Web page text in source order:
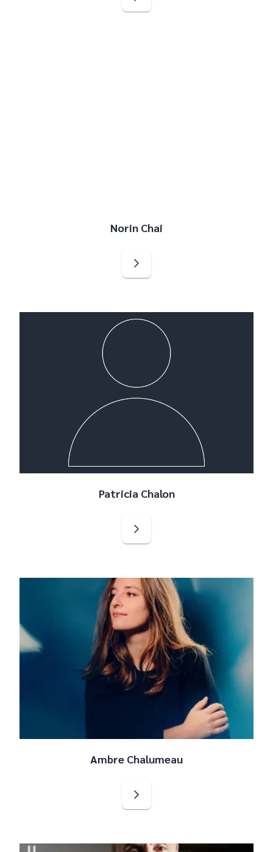
Norin Chai
Patricia Chalon
Ambre Chalumeau